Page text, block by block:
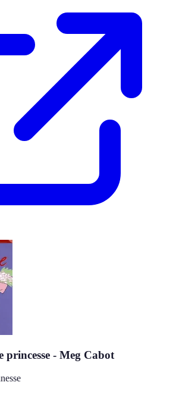
princesse - Meg Cabot